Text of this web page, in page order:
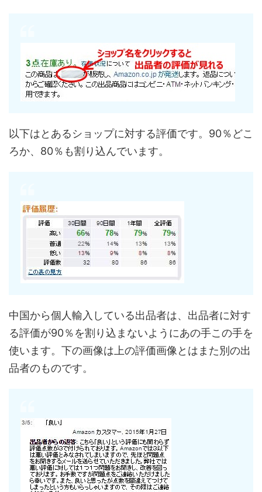
以下はとあるショップに対する評価です。90％どこ
ろか、80％も割り込んでいます。
中国から個人輸入している出品者は、出品者に対す
る評価が90％を割り込まないようにあの手この手を
使います。下の画像は上の評価画像とはまた別の出
品者のものです。